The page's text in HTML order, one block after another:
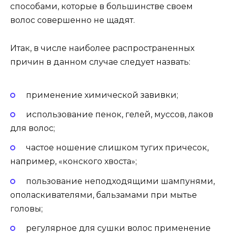
способами, которые в большинстве своем
волос совершенно не щадят.
Итак, в числе наиболее распространенных
причин в данном случае следует назвать:
применение химической завивки;
использование пенок, гелей, муссов, лаков
для волос;
частое ношение слишком тугих причесок,
например, «конского хвоста»;
пользование неподходящими шампунями,
ополаскивателями, бальзамами при мытье
головы;
регулярное для сушки волос применение